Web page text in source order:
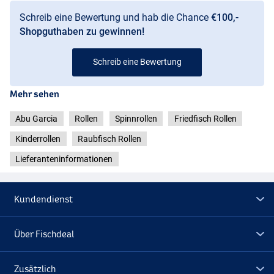
Schreib eine Bewertung und hab die Chance €100,-
Shopguthaben zu gewinnen!
Schreib eine Bewertung
Mehr sehen
Abu Garcia Rollen Spinnrollen Friedfisch Rollen
Kinderrollen Raubfisch Rollen
Lieferanteninformationen
Kundendienst
Über Fischdeal
Zusätzlich